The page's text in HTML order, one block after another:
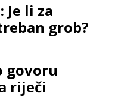
Je li za
grob?
govoru
riječi